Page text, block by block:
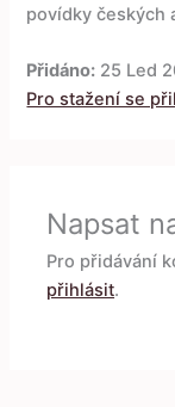
povídky českých
Přidáno: 25 Led
Pro stažení se
Napsat
Pro přidávání
přihlásit.